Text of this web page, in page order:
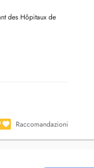
des Hôpitaux de
Raccomandazioni